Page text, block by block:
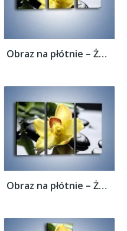
Obraz na płótnie – Żółty kwiat na mokrych...
Obraz na płótnie – Żółty kwiat na mokrych...